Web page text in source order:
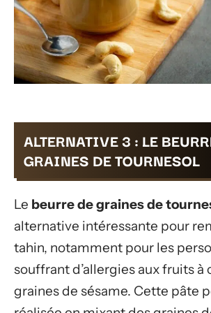
ALTERNATIVE 3 : LE
GRAINES DE TOURNESOL
Le beurre de graines de
alternative intéressante pour
tahin, notamment pour les
souffrant d’allergies aux fruits à
graines de sésame. Cette pâte